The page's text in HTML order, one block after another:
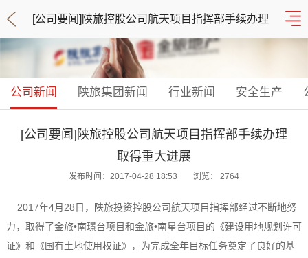
[公司要闻]陕旅控股公司航天项目指挥部手续办理
取得重大进展
公司新闻 陕旅集团新闻 行业新闻 安全生产
[公司要闻]陕旅控股公司航天项目指挥部手续办理
取得重大进展
发布时间：2017-04-28 18:53 浏览： 2764
2017年4月28日，陕旅投资控股公司航天项目指挥部经过不断地努
力，取得了金旅•南璟台项目和金旅•南星台项目的《建设用地规划许可
证》和《国有土地使用权证》， 为完成全年目标任务奠定了良好的基